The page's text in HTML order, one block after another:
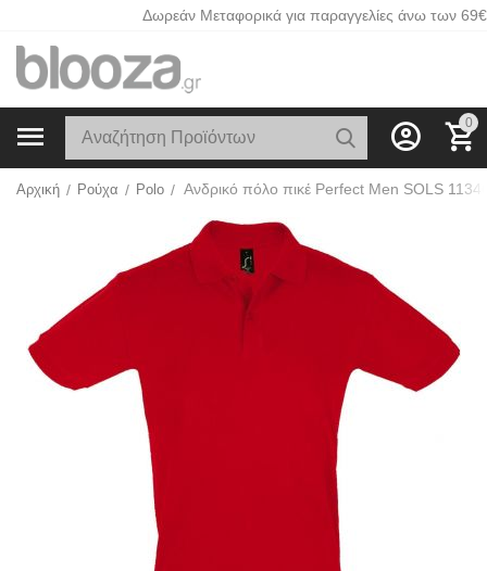
Δωρεάν Μεταφορικά για παραγγελίες άνω των 69€
0
Αρχική / Ρούχα / Polo /